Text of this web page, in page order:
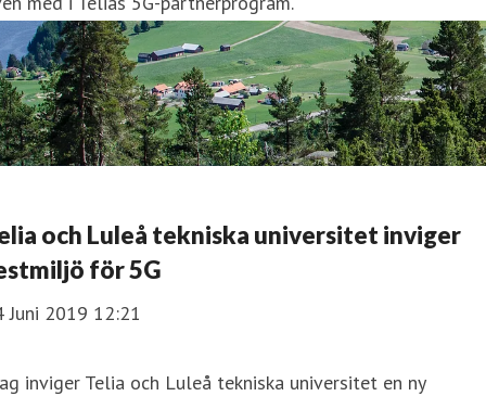
och Luleå tekniska universitet inviger
för 5G
Juni 2019 12:21
inviger Telia och Luleå tekniska universitet en ny